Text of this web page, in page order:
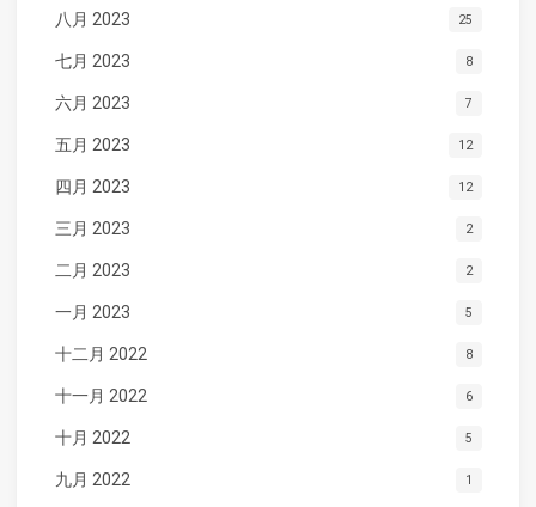
八月 2023 25
七月 2023 8
六月 2023 7
五月 2023 12
四月 2023 12
三月 2023 2
二月 2023 2
一月 2023 5
十二月 2022 8
十一月 2022 6
十月 2022 5
九月 2022 1